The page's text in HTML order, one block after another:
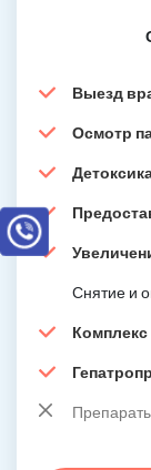
Выезд
Осмотр
Снятие и
Комплекс